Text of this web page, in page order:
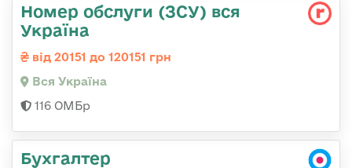
Номер обслуги (ЗСУ) вся
Україна
від 20151 до 120151 грн
Вся Україна
116 ОМБр
Бухгалтер